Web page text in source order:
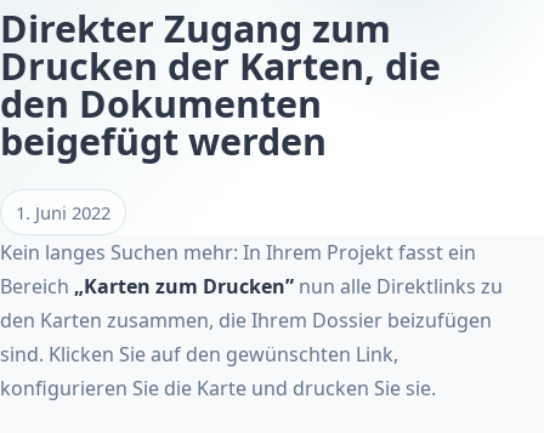
Direkter Zugang zum
Drucken der Karten, die
den Dokumenten
beigefügt werden
1. Juni 2022
Kein langes Suchen mehr: In Ihrem Projekt fasst ein
Bereich „Karten zum Drucken” nun alle Direktlinks zu
den Karten zusammen, die Ihrem Dossier beizufügen
sind. Klicken Sie auf den gewünschten Link,
konfigurieren Sie die Karte und drucken Sie sie.